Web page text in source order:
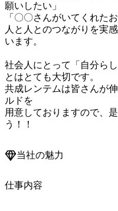
願いしたい」
「〇〇さんがいてくれた
人と人とのつながりを実
います。
社会人にとって「自分ら
とはとても大切です。
共成レンテムは皆さんが
ルドを
用意しておりますので、
当社の魅力
仕事内容